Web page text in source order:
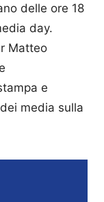
delle ore 18
day.
Matteo
e
media sulla